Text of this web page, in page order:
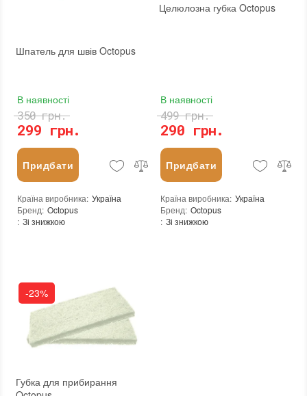
Шпатель для швів Octopus
В наявності
299 грн.
350 грн.
Придбати
Країна виробника: Україна
Бренд: Octopus
: Зі знижкою
Целюлозна губка Octopus
В наявності
290 грн.
499 грн.
Придбати
Країна виробника: Україна
Бренд: Octopus
: Зі знижкою
-23%
Губка для прибирання